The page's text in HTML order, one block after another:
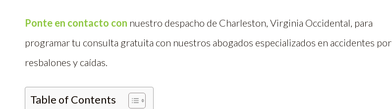
Ponte en contacto con nuestro despacho de Charleston, Virginia Occidental, para
programar tu consulta gratuita con nuestros abogados especializados en accidentes por
resbalones y caídas.
Table of Contents